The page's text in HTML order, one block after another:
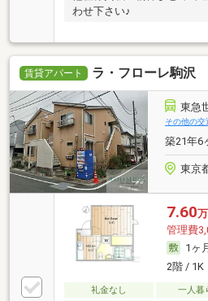
わせ下さい♪
賃貸アパート ラ・フローレ駒沢
東急
その他の交
築21年6
東京
7.60
管理費
1ヶ
2階 / 1K
礼金なし 一人暮